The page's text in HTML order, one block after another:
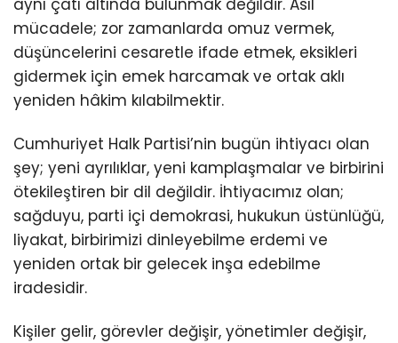
mücadele; zor zamanlarda omuz vermek,
düşüncelerini cesaretle ifade etmek, eksikleri
gidermek için emek harcamak ve ortak aklı
yeniden hâkim kılabilmektir.
Cumhuriyet Halk Partisi’nin bugün ihtiyacı olan
şey; yeni ayrılıklar, yeni kamplaşmalar ve birbirini
ötekileştiren bir dil değildir. İhtiyacımız olan;
sağduyu, parti içi demokrasi, hukukun üstünlüğü,
liyakat, birbirimizi dinleyebilme erdemi ve
yeniden ortak bir gelecek inşa edebilme
iradesidir.
Kişiler gelir, görevler değişir, yönetimler değişir,